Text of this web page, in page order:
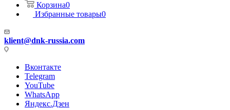
Корзина0
Избранные товары0
klient@dnk-russia.com
Вконтакте
Telegram
YouTube
WhatsApp
Яндекс.Дзен